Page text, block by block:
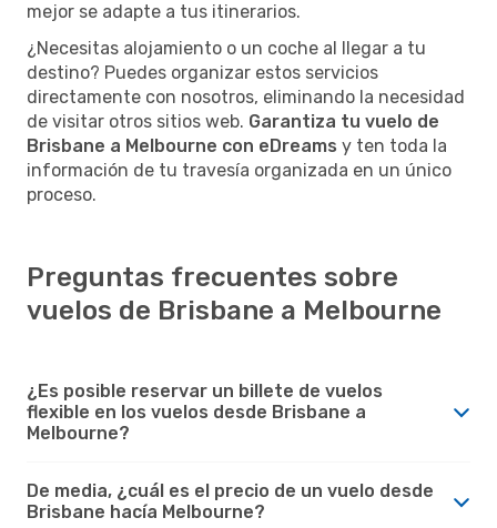
mejor se adapte a tus itinerarios.
¿Necesitas alojamiento o un coche al llegar a tu
destino? Puedes organizar estos servicios
directamente con nosotros, eliminando la necesidad
de visitar otros sitios web. Garantiza tu vuelo de
Brisbane a Melbourne con eDreams y ten toda la
información de tu travesía organizada en un único
proceso.
Preguntas frecuentes sobre
vuelos de Brisbane a Melbourne
¿Es posible reservar un billete de vuelos
flexible en los vuelos desde Brisbane a
Melbourne?
De media, ¿cuál es el precio de un vuelo desde
Brisbane hacía Melbourne?